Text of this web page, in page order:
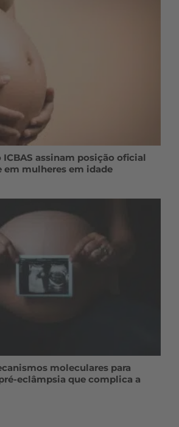
assinam posição oficial
em mulheres em idade
moleculares para
eclâmpsia que complica a